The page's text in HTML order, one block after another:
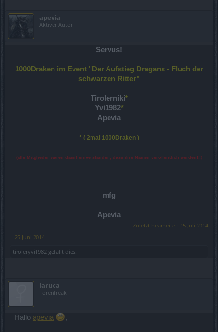
apevia
Aktiver Autor
Servus!
1000Draken im Event "Der Aufstieg Dragans - Fluch der
schwarzen Ritter"
Tirolerniki*
Yvi1982*
Apevia
* ( 2mal 1000Draken )
(alle Mitglieder waren damit einverstanden, dass ihre Namen veröffentlich werden!!!)
mfg
Apevia
Zuletzt bearbeitet: 15 Juli 2014
25 Juni 2014
tiroleryvi1982 gefällt dies.
laruca
Forenfreak
Hallo apevia ,